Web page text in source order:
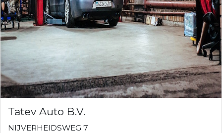
Tatev Auto B.V.
NIJVERHEIDSWEG 7